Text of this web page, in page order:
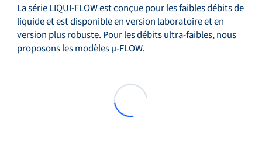
La série LIQUI-FLOW est conçue pour les faibles débits de
liquide et est disponible en version laboratoire et en
version plus robuste. Pour les débits ultra-faibles, nous
proposons les modèles µ-FLOW.